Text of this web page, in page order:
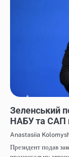
Зеленський
НАБУ та САП
Anastasiia
Президент подав